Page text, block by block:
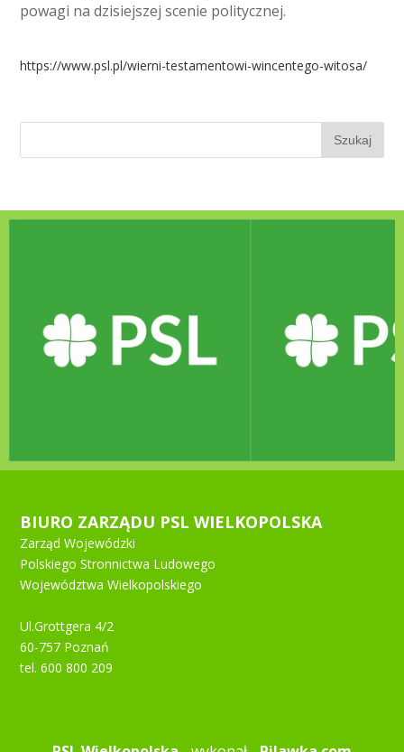
powagi na dzisiejszej scenie politycznej.
https://www.psl.pl/wierni-testamentowi-wincentego-witosa/
BIURO ZARZĄDU PSL WIELKOPOLSKA
Zarząd Wojewódzki
Polskiego Stronnictwa Ludowego
Województwa Wielkopolskiego
Ul.Grottgera 4/2
60-757 Poznań
tel. 600 800 209